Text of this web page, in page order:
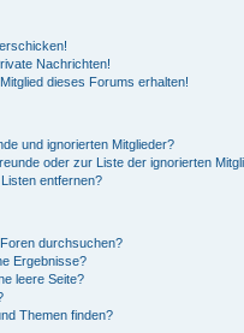
Nachrichten!
dieses Forums erhalten!
und ignorierten Mitglieder?
oder zur Liste der ignorierten
entfernen?
durchsuchen?
Ergebnisse?
leere Seite?
Themen finden?